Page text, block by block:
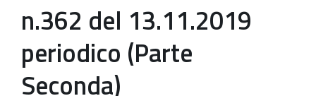
n.362 del 13.11.2019
periodico (Parte
Seconda)